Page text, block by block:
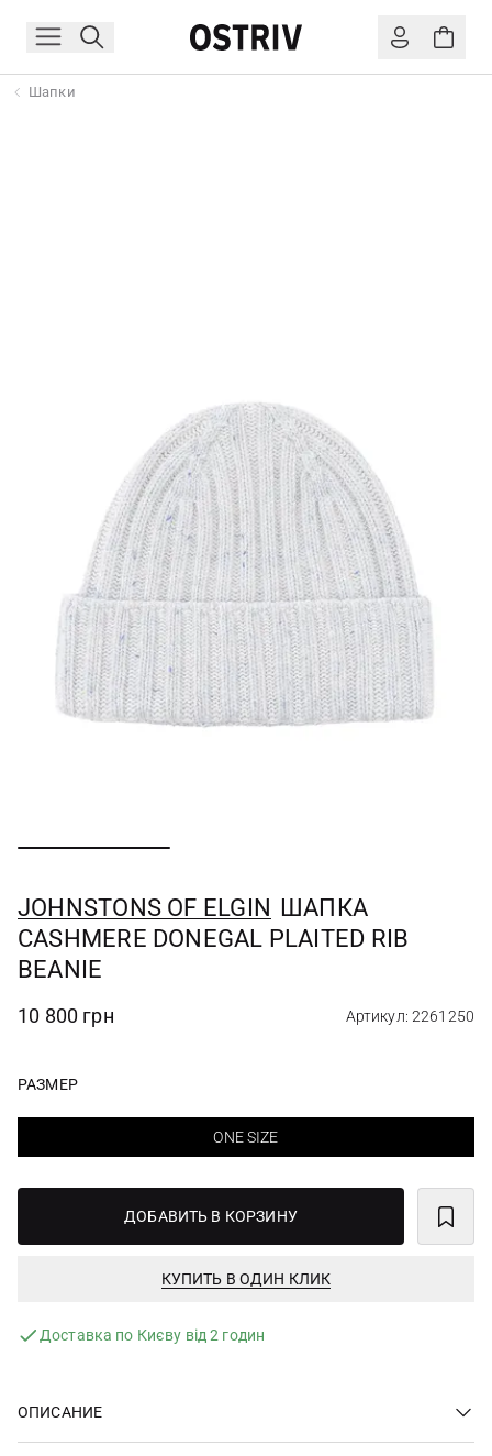
Шапки
JOHNSTONS OF ELGIN ШАПКА
CASHMERE DONEGAL PLAITED RIB
BEANIE
10 800 грн Артикул: 2261250
РАЗМЕР
ONE SIZE
ДОБАВИТЬ В КОРЗИНУ
КУПИТЬ В ОДИН КЛИК
Доставка по Києву від 2 годин
ОПИСАНИЕ